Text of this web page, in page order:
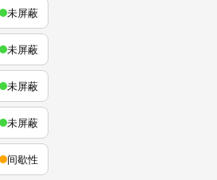
未屏蔽
未屏蔽
未屏蔽
未屏蔽
间歇性